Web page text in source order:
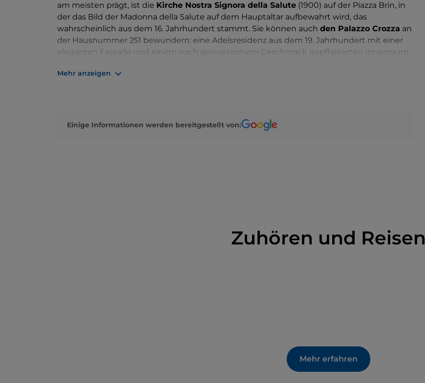
am meisten prägt, ist die Kirche Nostra Signora della Salute (1900) auf der Piazza Brin, in
der das Bild der Madonna della Salute auf dem Hauptaltar aufbewahrt wird, das
wahrscheinlich aus dem 16. Jahrhundert stammt. Sie können auch den Palazzo Crozza an
der Hausnummer 251 bewundern: eine Adelsresidenz aus dem 19. Jahrhundert mit einer
eleganten Fassade und einem nach genuesischem Geschmack gepflasterten Innenraum.
Mehr anzeigen
Einige Informationen werden bereitgestellt von:
Zuhören und Reisen
Mehr erfahren